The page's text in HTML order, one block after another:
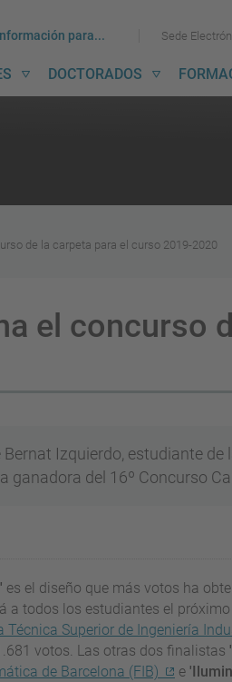
para... Sede
DOCTORADOS
de la carpeta para el curso 2019-2020
el concurso
Izquierdo, estudiante
ganadora del 16º Concurso
es el diseño que más votos ha
a todos los estudiantes el
Técnica Superior de Ingeniería
votos. Las otras dos finalistas
de Barcelona (FIB) e